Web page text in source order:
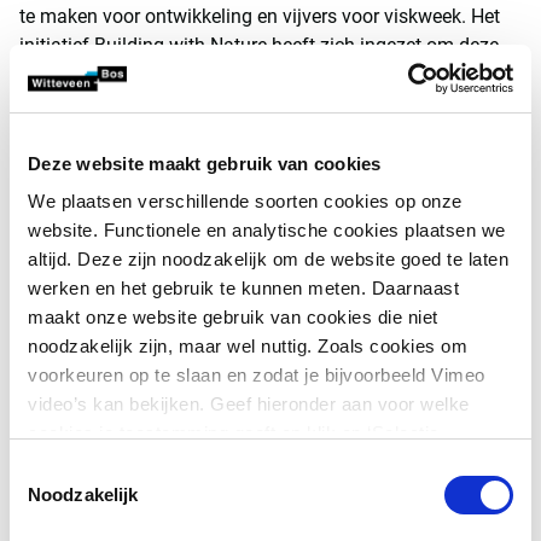
Deze website maakt gebruik van cookies
We plaatsen verschillende soorten cookies op onze
website. Functionele en analytische cookies plaatsen we
altijd. Deze zijn noodzakelijk om de website goed te laten
werken en het gebruik te kunnen meten. Daarnaast
maakt onze website gebruik van cookies die niet
noodzakelijk zijn, maar wel nuttig. Zoals cookies om
voorkeuren op te slaan en zodat je bijvoorbeeld Vimeo
video’s kan bekijken. Geef hieronder aan voor welke
akkoord met het plaatsen van alle cookies.
Meer over
Noodzakelijk
te maken voor ontwikkeling en vijvers voor viskweek. Het
initiatief Building with Nature heeft zich ingezet om deze
bossen te herstellen. In Demak, een district op het eiland
lange kustlijn de mangroven opnieuw laten groeien.
In plaats van alleen mangroves aanplanten, is bij 'Building
with Nature Indonesia' een innovatieve aanpak toegepast
waarbij semi-permeabele zeeweringen van natuurlijke
materialen worden gebruikt om modder en sedimenten op
te vangen. Mangroven groeien dan op natuurlijke wijze
aan, met een overlevingspercentage van 70 procent -
aanzienlijk hoger dan de 15-20 procent van geplante
mangroven. Na verloop van tijd bouwt zich grond op in de
wortels van de mangroven, wat kan voorkomen dat